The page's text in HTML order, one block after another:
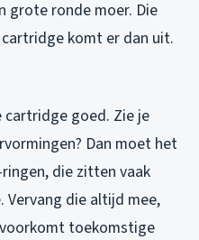
grote ronde moer. Die
komt er dan uit.
goed. Zie je
Dan moet het
die zitten vaak
die altijd mee,
toekomstige